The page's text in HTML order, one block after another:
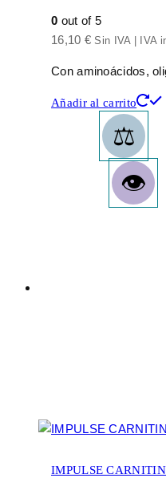
0 out of 5
16,10 € Sin IVA | IVA
Con aminoácidos,
Añadir al carrito
IMPULSE